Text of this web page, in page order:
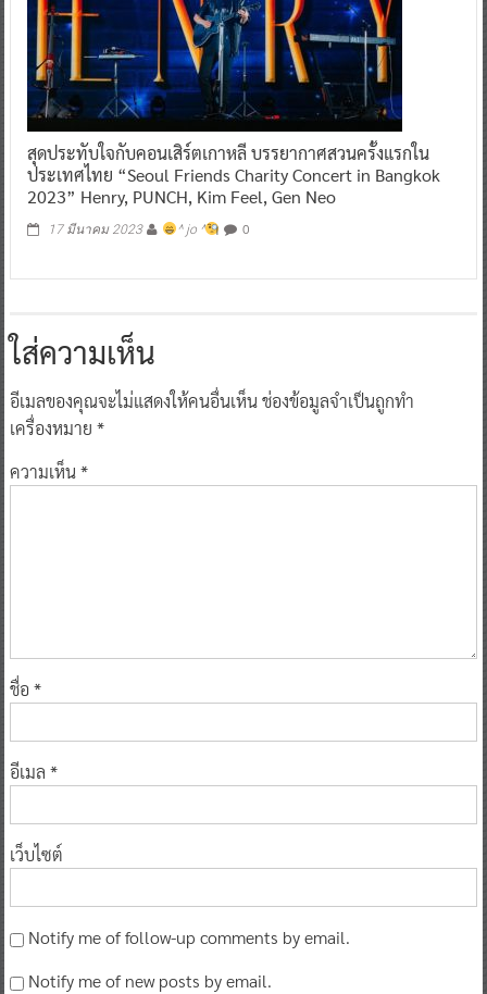
สุดประทับใจกับคอนเสิร์ตเกาหลี บรรยากาศสวนครั้งแรกใน
ประเทศไทย “Seoul Friends Charity Concert in Bangkok
2023” Henry, PUNCH, Kim Feel, Gen Neo
17 มีนาคม 2023 ^ jo ^ 0
ใส่ความเห็น
อีเมลของคุณจะไม่แสดงให้คนอื่นเห็นช่องข้อมูลจำเป็นถูกทำ
เครื่องหมาย *
ความเห็น*
ชื่อ *
อีเมล *
เว็บไซต์
Notify me of follow-up comments by email.
Notify me of new posts by email.